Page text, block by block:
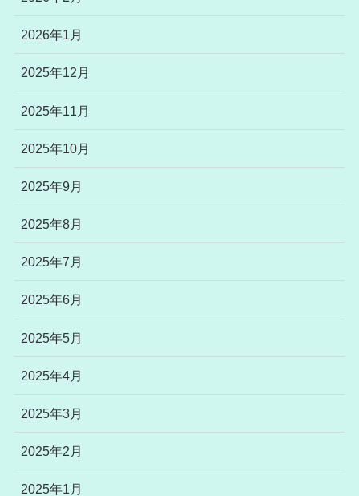
2026年1月
2025年12月
2025年11月
2025年10月
2025年9月
2025年8月
2025年7月
2025年6月
2025年5月
2025年4月
2025年3月
2025年2月
2025年1月